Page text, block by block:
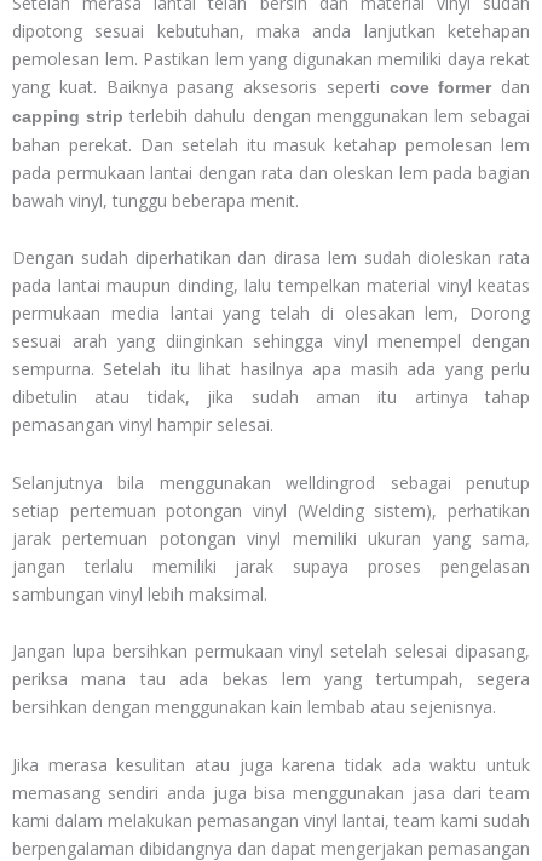
dipotong sesuai kebutuhan, maka anda lanjutkan ketehapan
pemolesan lem. Pastikan lem yang digunakan memiliki daya rekat
yang kuat. Baiknya pasang aksesoris seperti cove formerdan
capping strip terlebih dahulu dengan menggunakan lem sebagai
bahan perekat. Dan setelah itu masuk ketahap pemolesan lem
pada permukaan lantai dengan rata dan oleskan lem pada bagian
bawah vinyl, tunggu beberapa menit.
Dengan sudah diperhatikan dan dirasa lem sudah dioleskan rata
pada lantai maupun dinding, lalu tempelkan material vinyl keatas
permukaan media lantai yang telah di olesakan lem, Dorong
sesuai arah yang diinginkan sehingga vinyl menempel dengan
sempurna. Setelah itu lihat hasilnya apa masih ada yang perlu
dibetulin atau tidak, jika sudah aman itu artinya tahap
pemasangan vinyl hampir selesai.
Selanjutnya bila menggunakan welldingrod sebagai penutup
setiap pertemuan potongan vinyl (Welding sistem), perhatikan
jarak pertemuan potongan vinyl memiliki ukuran yang sama,
jangan terlalu memiliki jarak supaya proses pengelasan
sambungan vinyl lebih maksimal.
Jangan lupa bersihkan permukaan vinyl setelah selesai dipasang,
periksa mana tau ada bekas lem yang tertumpah, segera
bersihkan dengan menggunakan kain lembab atau sejenisnya.
Jika merasa kesulitan atau juga karena tidak ada waktu untuk
memasang sendiri anda juga bisa menggunakan jasa dari team
kami dalam melakukan pemasangan vinyl lantai, team kami sudah
berpengalaman dibidangnya dan dapat mengerjakan pemasangan